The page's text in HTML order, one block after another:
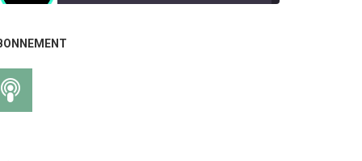
RSS FEED
LINK
L’automouvement de la conscience est la négation de toute conscience adjugée. La conscience n’est pas adjugée par une avant-garde qui, de manière pédagogique (ou professorale) va enseigner. Quand nous faisons un tract, quand nous faisons une conférence, quand nous faisons une réunion, quand nous rencontrons des gens, nous ne leur…